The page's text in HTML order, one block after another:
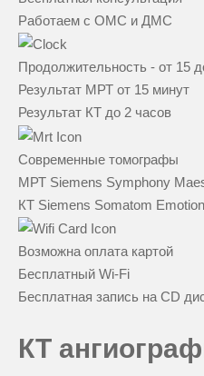
Работаем с ОМС и ДМС
Продолжительность - от 15
Результат МРТ от 15 минут
Результат КТ до 2 часов
Современные томографы
МРТ Siemens Symphony
КТ Siemens Somatom
Возможна оплата картой
Бесплатный Wi-Fi
Бесплатная запись на CD
КТ